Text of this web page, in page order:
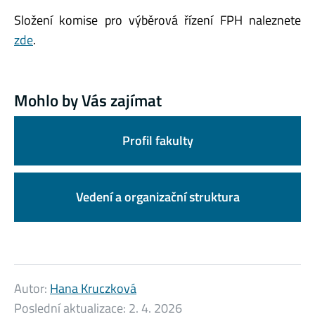
Složení komise pro výběrová řízení FPH naleznete
zde.
Mohlo by Vás zajímat
Profil fakulty
Vedení a organizační struktura
Autor: Hana Kruczková
Poslední aktualizace: 2. 4. 2026